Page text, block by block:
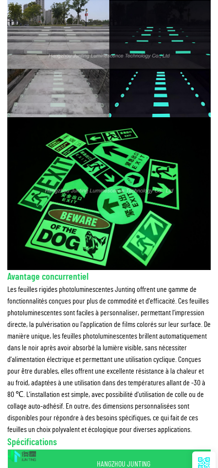
Avantage concurrentiel
Les feuilles rigides photoluminescentes Junting offrent une gamme de
fonctionnalités conçues pour plus de commodité et d'efficacité. Ces feuilles
photoluminescentes sont faciles à personnaliser, permettant l'impression
directe, la pulvérisation ou l'application de films colorés sur leur surface. De
manière unique, les feuilles photoluminescentes brillent automatiquement
dans le noir après avoir absorbé la lumière visible, sans nécessiter
d'alimentation électrique et permettant une utilisation cyclique. Conçues
pour être durables, elles offrent une excellente résistance à la chaleur et
au froid, adaptées à une utilisation dans des températures allant de -30 à
80 ℃. L'installation est simple, avec possibilité d'utilisation de colle ou de
collage auto-adhésif. En outre, des dimensions personnalisées sont
disponibles pour répondre à des besoins spécifiques, ce qui fait de ces
feuilles un choix polyvalent et écologique pour diverses applications.
Spécifications
HANGZHOU JUNTING